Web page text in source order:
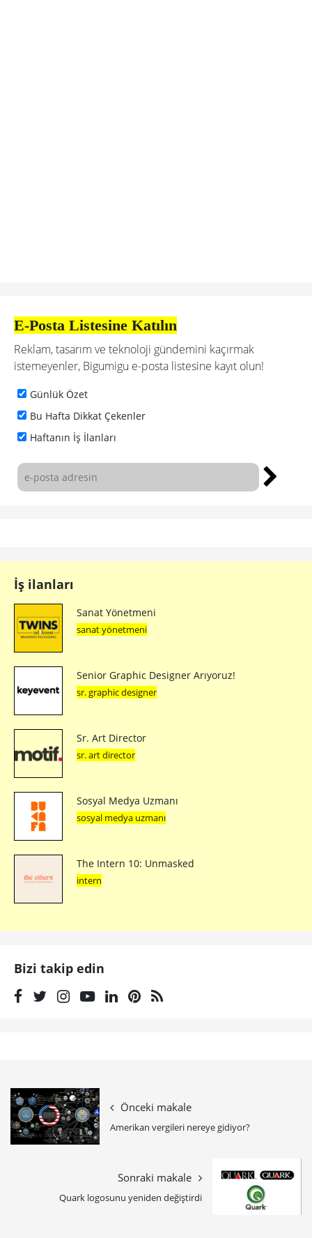
E-Posta Listesine Katılın
Reklam, tasarım ve teknoloji gündemini kaçırmak
istemeyenler, Bigumigu e-posta listesine kayıt olun!
Günlük Özet
Bu Hafta Dikkat Çekenler
Haftanın İş İlanları
İş ilanları
Sanat Yönetmeni
sanat yönetmeni
Senior Graphic Designer Arıyoruz!
sr. graphic designer
Sr. Art Director
sr. art director
Sosyal Medya Uzmanı
sosyal medya uzmanı
The Intern 10: Unmasked
intern
Bizi takip edin
Önceki makale
Amerikan vergileri nereye gidiyor?
Sonraki makale
Quark logosunu yeniden değiştirdi